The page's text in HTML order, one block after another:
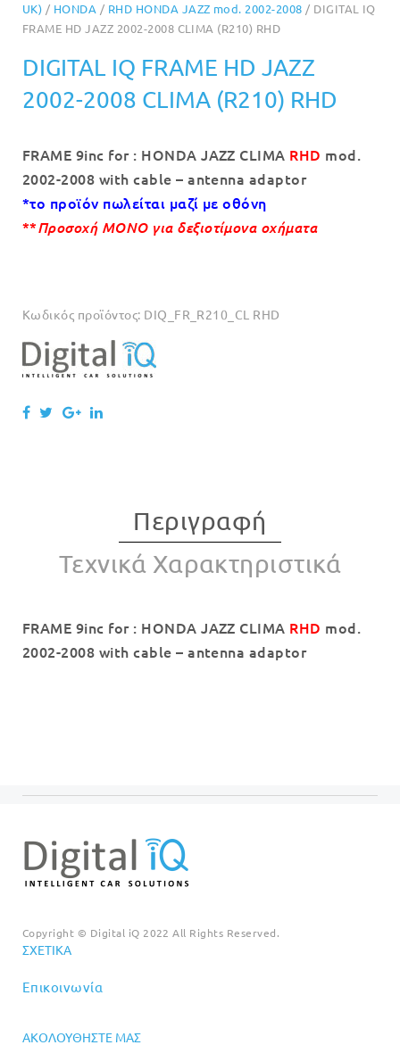
UK) / HONDA / RHD HONDA JAZZ mod. 2002-2008 / DIGITAL IQ
FRAME HD JAZZ 2002-2008 CLIMA (R210) RHD
DIGITAL IQ FRAME HD JAZZ
2002-2008 CLIMA (R210) RHD
FRAME 9inc for : HONDA JAZZ CLIMA RHD mod.
2002-2008 with cable – antenna adaptor
*το προϊόν πωλείται μαζί με οθόνη
**Προσοχή ΜΟΝΟ για δεξιοτίμονα οχήματα
Κωδικός προϊόντος: DIQ_FR_R210_CL RHD
Περιγραφή
Τεχνικά Χαρακτηριστικά
FRAME 9inc for : HONDA JAZZ CLIMA RHD mod.
2002-2008 with cable – antenna adaptor
Copyright © Digital iQ 2022 All Rights Reserved.
ΣΧΕΤΙΚΆ
Επικοινωνία
ΑΚΟΛΟΥΘΉΣΤΕ ΜΑΣ